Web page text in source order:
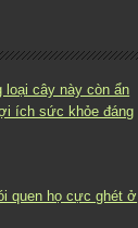
loại cây này còn ẩn
ích sức khỏe đáng
quen họ cực ghét ở